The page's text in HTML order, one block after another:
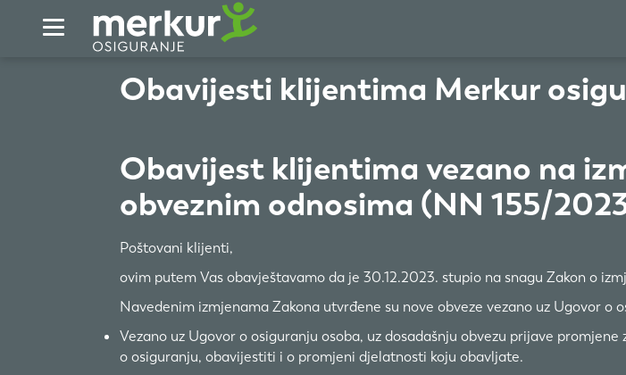
Obavijesti klijentima Merkur
Obavijest klijentima vezano na
obveznim odnosima (NN 155/
Poštovani klijenti,
ovim putem Vas obavještavamo da je 30.12.2023. stupio na snagu Zakon o
Navedenim izmjenama Zakona utvrđene su nove obveze vezano uz Ugovor o
Vezano uz Ugovor o osiguranju osoba, uz dosadašnju obvezu prijave
o osiguranju, obavijestiti i o promjeni djelatnosti koju obavljate.